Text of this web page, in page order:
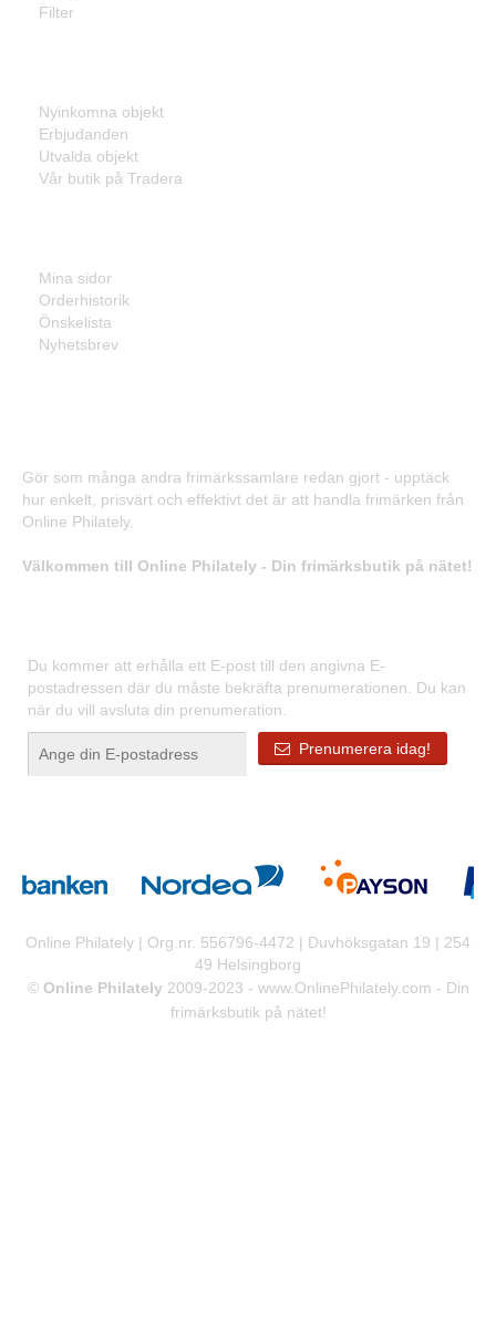
Filter
Nyinkomna objekt
Erbjudanden
Utvalda objekt
Vår butik på Tradera
Mina sidor
Orderhistorik
Önskelista
Nyhetsbrev
Gör som många andra frimärkssamlare redan gjort - upptäck
hur enkelt, prisvärt och effektivt det är att handla frimärken från
Online Philately.
Välkommen till Online Philately - Din frimärksbutik på nätet!
Du kommer att erhålla ett E-post till den angivna E-
postadressen där du måste bekräfta prenumerationen. Du kan
när du vill avsluta din prenumeration.
Prenumerera idag!
Online Philately | Org.nr. 556796-4472 | Duvhöksgatan 19 | 254
49 Helsingborg
© Online Philately2009-2023 - www.OnlinePhilately.com - Din
frimärksbutik på nätet!